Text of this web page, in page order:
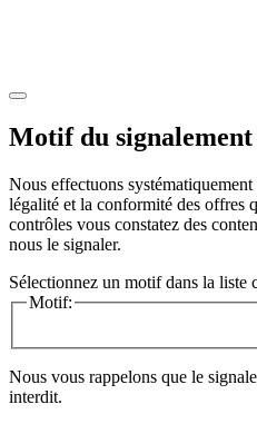
Motif du signalement
Nous effectuons
légalité et la conformité des offres
contrôles vous constatez des
nous le signaler.
Sélectionnez un motif dans la liste
Motif:
Nous vous rappelons que le
interdit.